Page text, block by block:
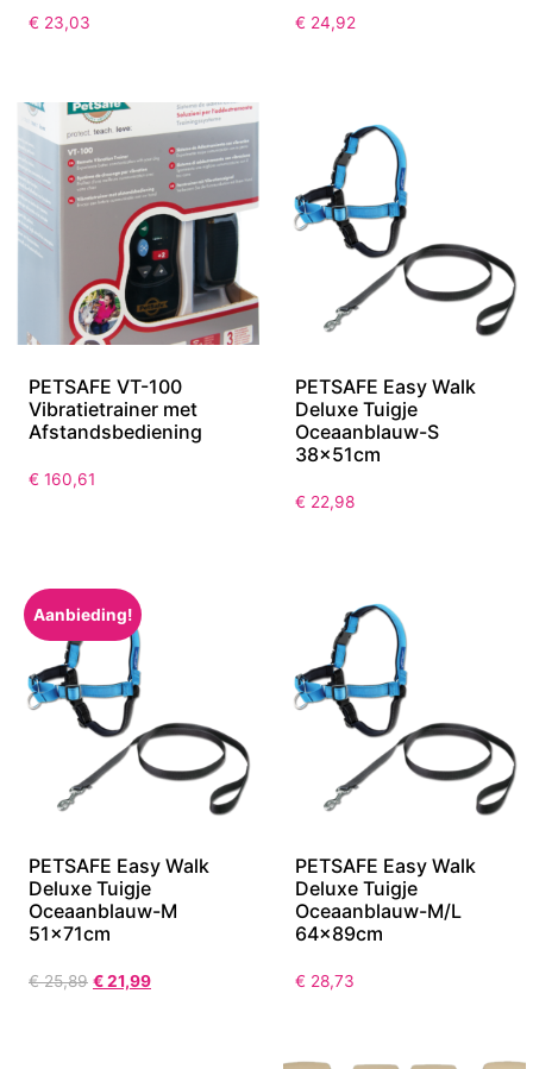
€ 23,03 € 24,92
PETSAFE VT-100
Vibratietrainer met
Afstandsbediening
€ 160,61
PETSAFE Easy Walk
Deluxe Tuigje
Oceaanblauw-S
38x51cm
€ 22,98
Aanbieding!
PETSAFE Easy Walk
Deluxe Tuigje
Oceaanblauw-M
51x71cm
€25,89 €21,99
PETSAFE Easy Walk
Deluxe Tuigje
Oceaanblauw-M/L
64x89cm
€ 28,73